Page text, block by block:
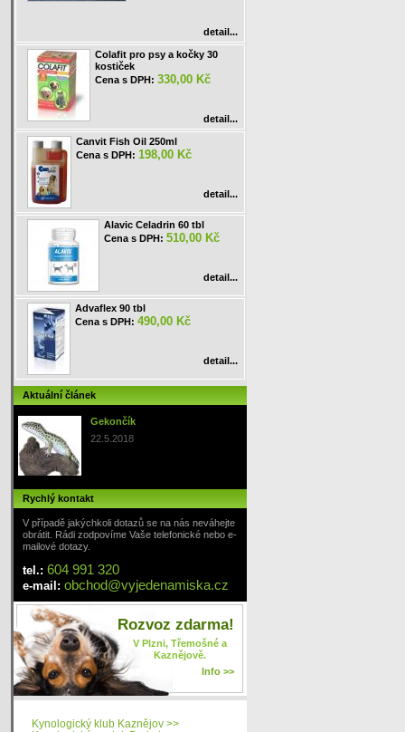
detail...
Colafit pro psy a kočky 30
kostiček
Cena s DPH: 330,00 Kč
detail...
Canvit Fish Oil 250ml
Cena s DPH: 198,00 Kč
detail...
Alavic Celadrin 60 tbl
Cena s DPH: 510,00 Kč
detail...
Advaflex 90 tbl
Cena s DPH: 490,00 Kč
detail...
Aktuální článek
Gekončík
22.5.2018
Rychlý kontakt
V případě jakýchkoli dotazů se na nás neváhejte
obrátit. Rádi zodpovíme Vaše telefonické nebo e-
mailové dotazy.
tel.: 604 991 320
e-mail: obchod@vyjedenamiska.cz
Rozvoz zdarma!
V Plzni, Třemošné a
Kaznějově.
Info >>
Kynologický klub Kaznějov >>